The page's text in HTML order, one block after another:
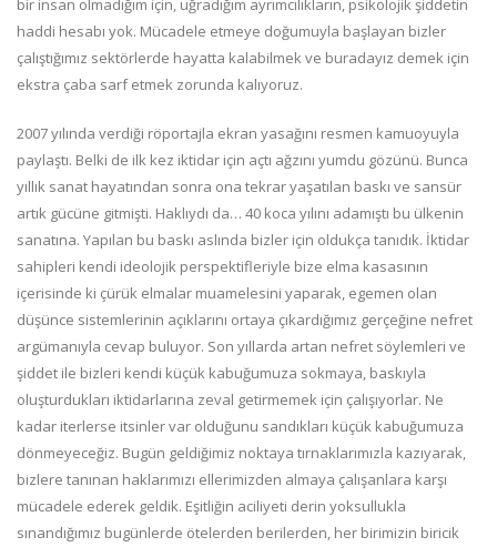
bir insan olmadığım için, uğradığım ayrımcılıkların, psikolojik şiddetin
haddi hesabı yok. Mücadele etmeye doğumuyla başlayan bizler
çalıştığımız sektörlerde hayatta kalabilmek ve buradayız demek için
ekstra çaba sarf etmek zorunda kalıyoruz.
2007 yılında verdiği röportajla ekran yasağını resmen kamuoyuyla
paylaştı. Belki de ilk kez iktidar için açtı ağzını yumdu gözünü. Bunca
yıllık sanat hayatından sonra ona tekrar yaşatılan baskı ve sansür
artık gücüne gitmişti. Haklıydı da… 40 koca yılını adamıştı bu ülkenin
sanatına. Yapılan bu baskı aslında bizler için oldukça tanıdık. İktidar
sahipleri kendi ideolojik perspektifleriyle bize elma kasasının
içerisinde ki çürük elmalar muamelesini yaparak, egemen olan
düşünce sistemlerinin açıklarını ortaya çıkardığımız gerçeğine nefret
argümanıyla cevap buluyor. Son yıllarda artan nefret söylemleri ve
şiddet ile bizleri kendi küçük kabuğumuza sokmaya, baskıyla
oluşturdukları iktidarlarına zeval getirmemek için çalışıyorlar. Ne
kadar iterlerse itsinler var olduğunu sandıkları küçük kabuğumuza
dönmeyeceğiz. Bugün geldiğimiz noktaya tırnaklarımızla kazıyarak,
bizlere tanınan haklarımızı ellerimizden almaya çalışanlara karşı
mücadele ederek geldik. Eşitliğin aciliyeti derin yoksullukla
sınandığımız bugünlerde ötelerden berilerden, her birimizin biricik